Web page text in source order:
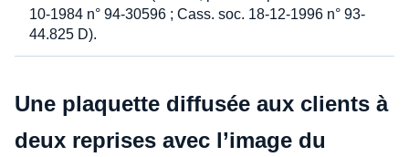
10-1984 n° 94-30596 ; Cass. soc. 18-12-1996 n° 93-
44.825 D).
Une plaquette diffusée aux clients à
deux reprises avec l’image du